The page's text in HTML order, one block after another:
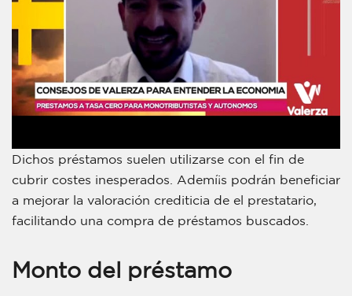
Dichos préstamos suelen utilizarse con el fin de
cubrir costes inesperados. Ademí¡s podrán beneficiar
a mejorar la valoración crediticia de el prestatario,
facilitando una compra de préstamos buscados.
Monto del préstamo